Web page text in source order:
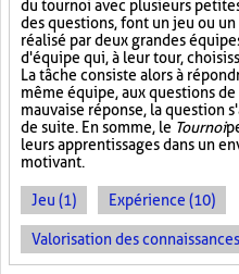
du tournoi avec plusieurs
des questions, font un jeu ou
réalisé par deux grandes
d'équipe qui, à leur tour,
La tâche consiste alors à
même équipe, aux questions
mauvaise réponse, la question
de suite. En somme, le Tournoi
leurs apprentissages dans un
motivant.
Jeu (1) Expérience (10)
Valorisation des